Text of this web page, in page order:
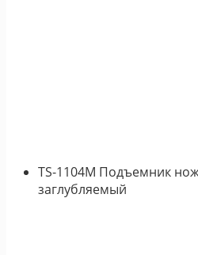
TS-1104M Подъемник
заглубляемый